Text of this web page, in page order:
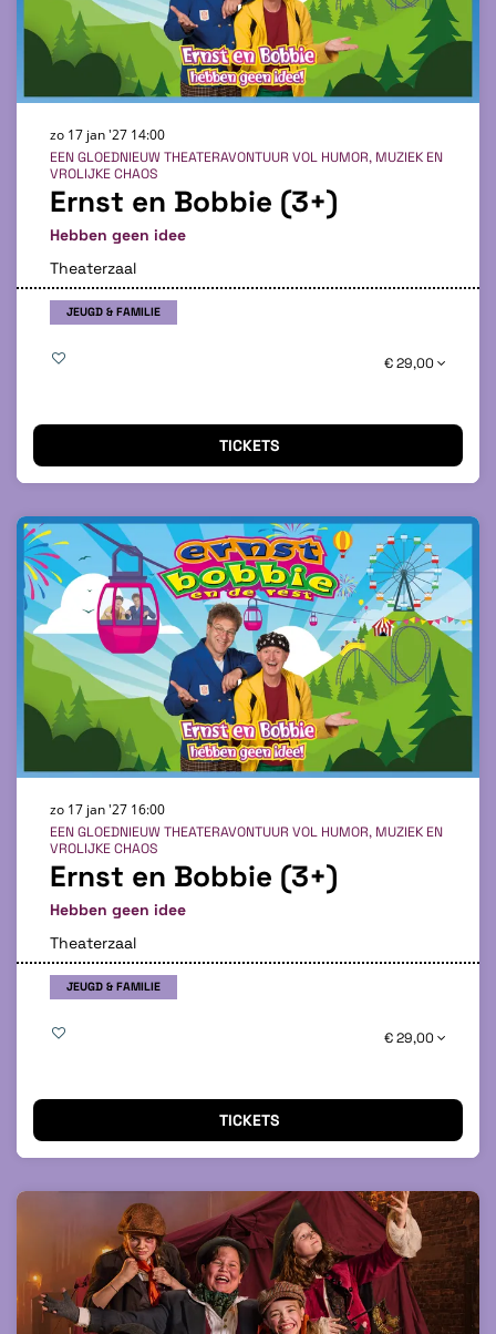
Ernst en Bobbie (3+)
Hebben geen idee
EEN GLOEDNIEUW THEATERAVONTUUR VOL HUMOR, MUZIEK EN
VROLIJKE CHAOS
zo 17 jan '27 14:00
Theaterzaal
JEUGD & FAMILIE
€ 29,00
TICKETS
Ernst en Bobbie (3+)
Hebben geen idee
EEN GLOEDNIEUW THEATERAVONTUUR VOL HUMOR, MUZIEK EN
VROLIJKE CHAOS
zo 17 jan '27 16:00
Theaterzaal
JEUGD & FAMILIE
€ 29,00
TICKETS